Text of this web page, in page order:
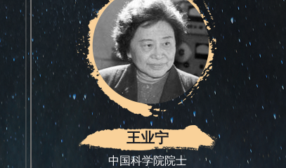
王业宁
中国科学院院士